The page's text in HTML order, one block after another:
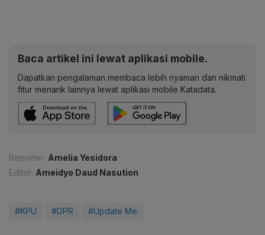
Baca artikel ini lewat aplikasi mobile.
Dapatkan pengalaman membaca lebih nyaman dan nikmati
fitur menarik lainnya lewat aplikasi mobile Katadata.
Reporter: Amelia Yesidora
Editor: Ameidyo Daud Nasution
#KPU #DPR #Update Me